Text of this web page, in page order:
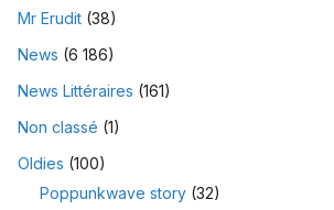
Mr Erudit (38)
News (6 186)
News Littéraires (161)
Non classé (1)
Oldies (100)
Poppunkwave story (32)